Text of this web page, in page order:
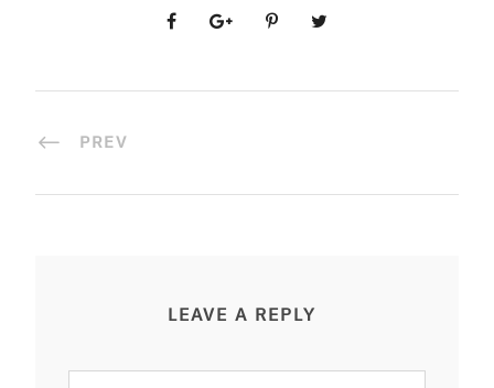
PREV
LEAVE A REPLY